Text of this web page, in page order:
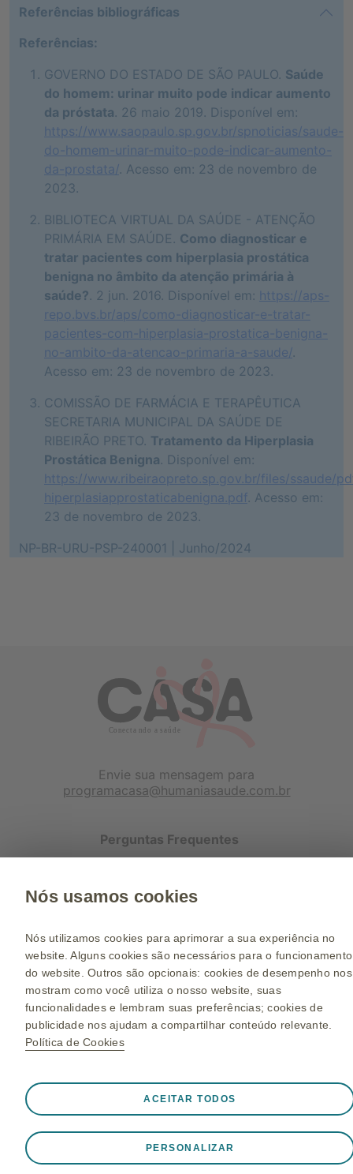
Referências bibliográficas
Referências:
GOVERNO DO ESTADO DE SÃO PAULO. Saúde
do homem: urinar muito pode indicar aumento
da próstata. 26 maio 2019. Disponível em:
https://www.saopaulo.sp.gov.br/spnoticias/saude-
do-homem-urinar-muito-pode-indicar-aumento-
da-prostata/. Acesso em: 23 de novembro de
2023.
BIBLIOTECA VIRTUAL DA SAÚDE - ATENÇÃO
PRIMÁRIA EM SAÚDE. Como diagnosticar e
tratar pacientes com hiperplasia prostática
benigna no âmbito da atenção primária à
saúde?. 2 jun. 2016. Disponível em: https://aps-
repo.bvs.br/aps/como-diagnosticar-e-tratar-
pacientes-com-hiperplasia-prostatica-benigna-
no-ambito-da-atencao-primaria-a-saude/.
Acesso em: 23 de novembro de 2023.
COMISSÃO DE FARMÁCIA E TERAPÊUTICA
SECRETARIA MUNICIPAL DA SAÚDE DE
RIBEIRÃO PRETO. Tratamento da Hiperplasia
Prostática Benigna. Disponível em:
https://www.ribeiraopreto.sp.gov.br/files/ssaude/
hiperplasiapprostaticabenigna.pdf. Acesso em:
23 de novembro de 2023.
NP-BR-URU-PSP-240001 | Junho/2024
Envie sua mensagem para
programacasa@humaniasaude.com.br
Perguntas Frequentes
© 2023 GlaxoSmithKline Brasil Ltda. Todos os direitos reservados.
O Material incluído nesse website é dirigido ao público em geral. Por favor
Nós usamos cookies
Nós utilizamos cookies para aprimorar a sua experiência no
website. Alguns cookies são necessários para o funcionamento
do website. Outros são opcionais: cookies de desempenho nos
mostram como você utiliza o nosso website, suas
funcionalidades e lembram suas preferências; cookies de
publicidade nos ajudam a compartilhar conteúdo relevante.
Política de Cookies
❮
como armazenar dados de sessão durante uma visita ao
website, gerenciar preferências de cookies e tags, e proteger a
PERSONALIZAR
ACEITAR TODOS